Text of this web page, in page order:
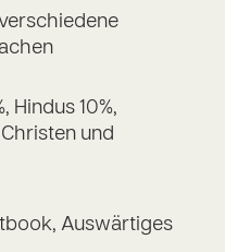
Hindus 10%,
und
Auswärtiges